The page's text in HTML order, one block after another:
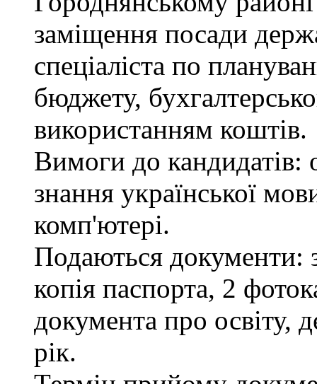
заміщення посади
спеціаліста по
бюджету,
використанням коштів.
Вимоги до кандидатів:
знання української
комп'ютері.
Подаються документи:
копія паспорта, 2
документа про освіту,
рік.